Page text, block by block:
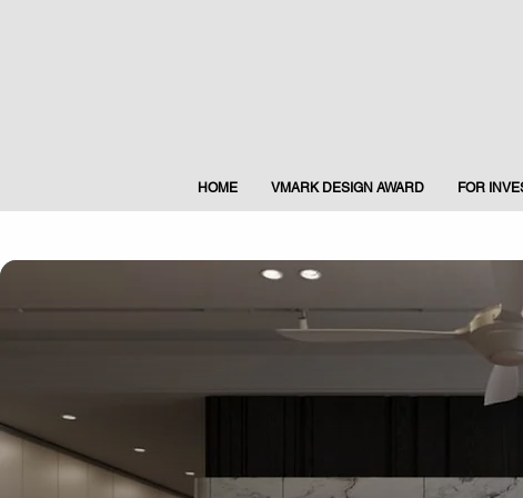
HOME VMARK DESIGN AWARD FOR